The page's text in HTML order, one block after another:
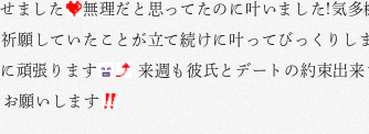
ました 無理だと思ってたのに叶いました!気
祈願していたことが立て続けに叶ってびっくりし
頑張ります
来週も彼氏とデートの約束出来
お願いします